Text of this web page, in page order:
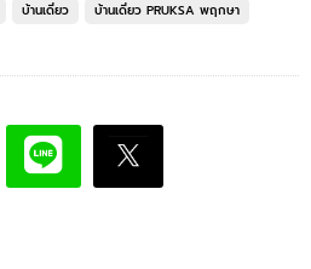
บ้านเดี่ยว
บ้านเดี่ยว PRUKSA พฤกษา